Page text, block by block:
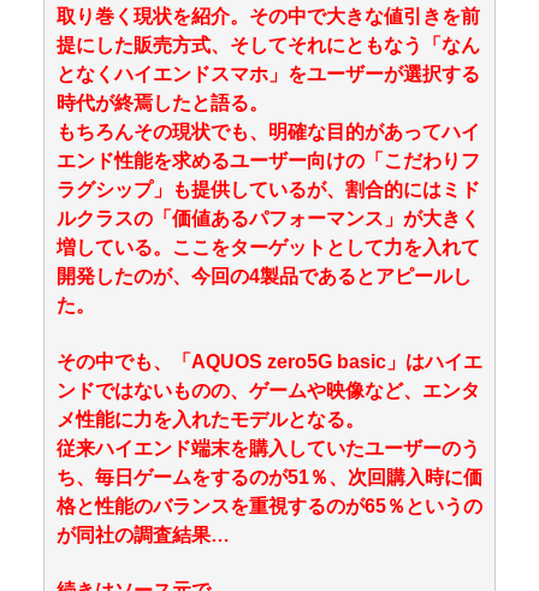
取り巻く現状を紹介。その中で大きな値引きを前
提にした販売方式、そしてそれにともなう「なん
となくハイエンドスマホ」をユーザーが選択する
時代が終焉したと語る。
もちろんその現状でも、明確な目的があってハイ
エンド性能を求めるユーザー向けの「こだわりフ
ラグシップ」も提供しているが、割合的にはミド
ルクラスの「価値あるパフォーマンス」が大きく
増している。ここをターゲットとして力を入れて
開発したのが、今回の4製品であるとアピールし
た。
その中でも、「AQUOS zero5G basic」はハイエ
ンドではないものの、ゲームや映像など、エンタ
メ性能に力を入れたモデルとなる。
従来ハイエンド端末を購入していたユーザーのう
ち、毎日ゲームをするのが51％、次回購入時に価
格と性能のバランスを重視するのが65％というの
が同社の調査結果…